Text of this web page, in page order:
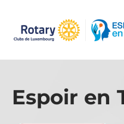
Accéder au contenu
Espoir en